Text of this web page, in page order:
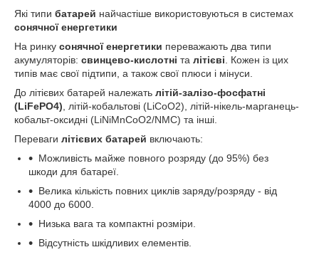
Які типи батарей найчастіше використовуються в системах
сонячної енергетики
На ринку сонячної енергетики переважають два типи
акумуляторів: свинцево-кислотні та літієві. Кожен із цих
типів має свої підтипи, а також свої плюси і мінуси.
До літієвих батарей належать літій-залізо-фосфатні
(LiFePO4), літій-кобальтові (LiCoO2), літій-нікель-марганець-
кобальт-оксидні (LiNiMnCoO2/NMC) та інші.
Переваги літієвих батарей включають:
Можливість майже повного розряду (до 95%) без
шкоди для батареї.
Велика кількість повних циклів заряду/розряду - від
4000 до 6000.
Низька вага та компактні розміри.
Відсутність шкідливих елементів.